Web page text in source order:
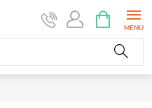
NÁKUPNÍ
KOŠÍK